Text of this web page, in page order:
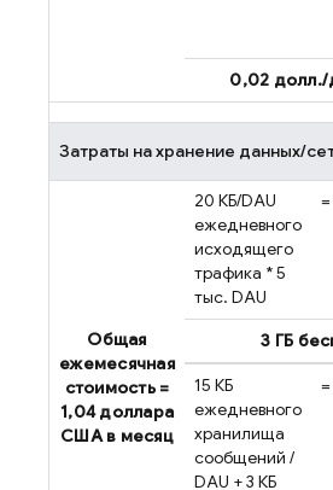
0,02 долл./
Затраты на хранение данных/
Общая
ежемесячная
стоимость =
1,04 доллара
США в месяц
20 КБ/DAU
ежедневного
исходящего
трафика * 5
тыс. DAU
=
3 ГБ
15 КБ
ежедневного
хранилища
сообщений /
DAU + 3 КБ
=